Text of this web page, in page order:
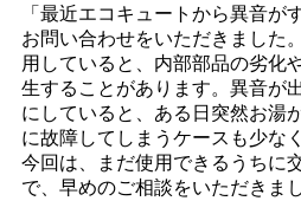
「最近エコキュートから異音が
お問い合わせをいただきました
用していると、内部部品の劣化
生することがあります。異音が
にしていると、ある日突然お湯
に故障してしまうケースも少な
今回は、まだ使用できるうちに
で、早めのご相談をいただきまし